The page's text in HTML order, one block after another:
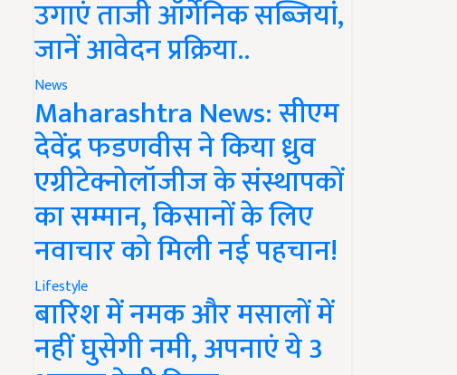
उगाएं ताजी ऑर्गेनिक सब्जियां,
जानें आवेदन प्रक्रिया..
News
Maharashtra News: सीएम
देवेंद्र फडणवीस ने किया ध्रुव
एग्रीटेक्नोलॉजीज के संस्थापकों
का सम्मान, किसानों के लिए
नवाचार को मिली नई पहचान!
Lifestyle
बारिश में नमक और मसालों में
नहीं घुसेगी नमी, अपनाएं ये 3